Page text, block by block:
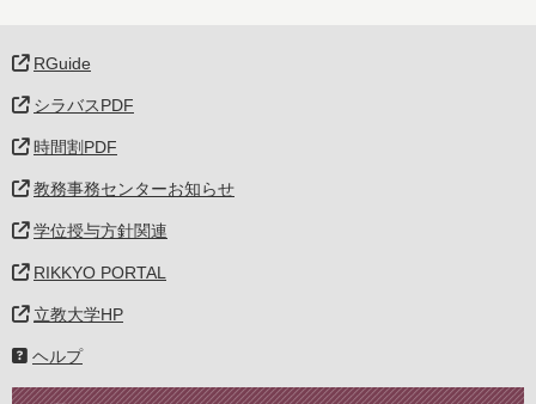
RGuide
シラバスPDF
時間割PDF
教務事務センターお知らせ
学位授与方針関連
RIKKYO PORTAL
立教大学HP
ヘルプ